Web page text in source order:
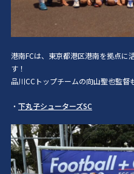
港南FCは、東京都港区港南を拠点に
す！
品川CCトップチームの向山聖也監督
・ 下丸子シューターズSC